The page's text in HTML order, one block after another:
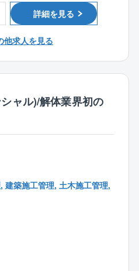
います。
がなく、コスト削減や効率
デアや意見が反映されやす
、解体工法を検討するとこ
。
をコンセプトに、建造手
ィアでも取材実績多数。
イクル事業も行ってお
おります。
】
怠管理も徹底しており、残
事だと「資材発注がな
やフォローがない」「作
ール
ております。
「平日は18～19時帰宅」
日125日」のため離職率が
す。事業拡大のため中途採
年～1年程度出張した場
支給。家庭の事情などで
という方には出張の少な
会社としても定年まで働
り、所得補償保険など福
詳細を見る
他求人を見る
ャル)/解体業界初の
建築施工管理, 土木施工管理,